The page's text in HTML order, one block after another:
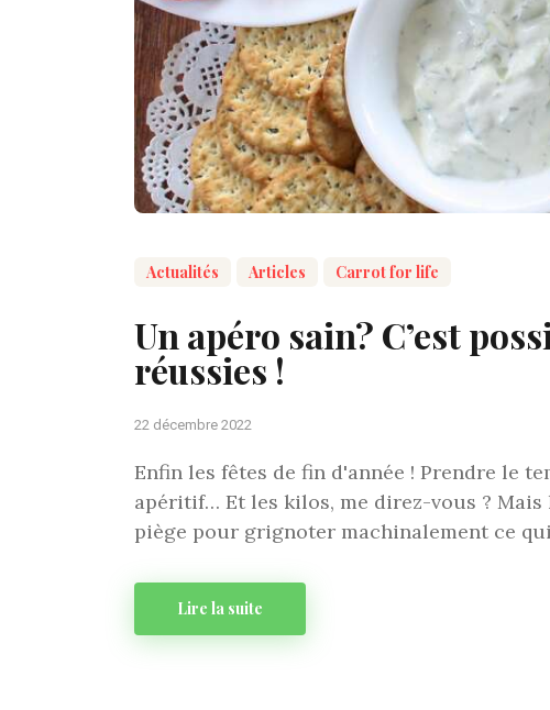
Actualités Articles Carrot for life
Un apéro sain? C’est
réussies !
22 décembre 2022
Enfin les fêtes de fin d'année ! Prendre le
apéritif… Et les kilos, me direz-vous ? Mais
piège pour grignoter machinalement ce
Lire la suite